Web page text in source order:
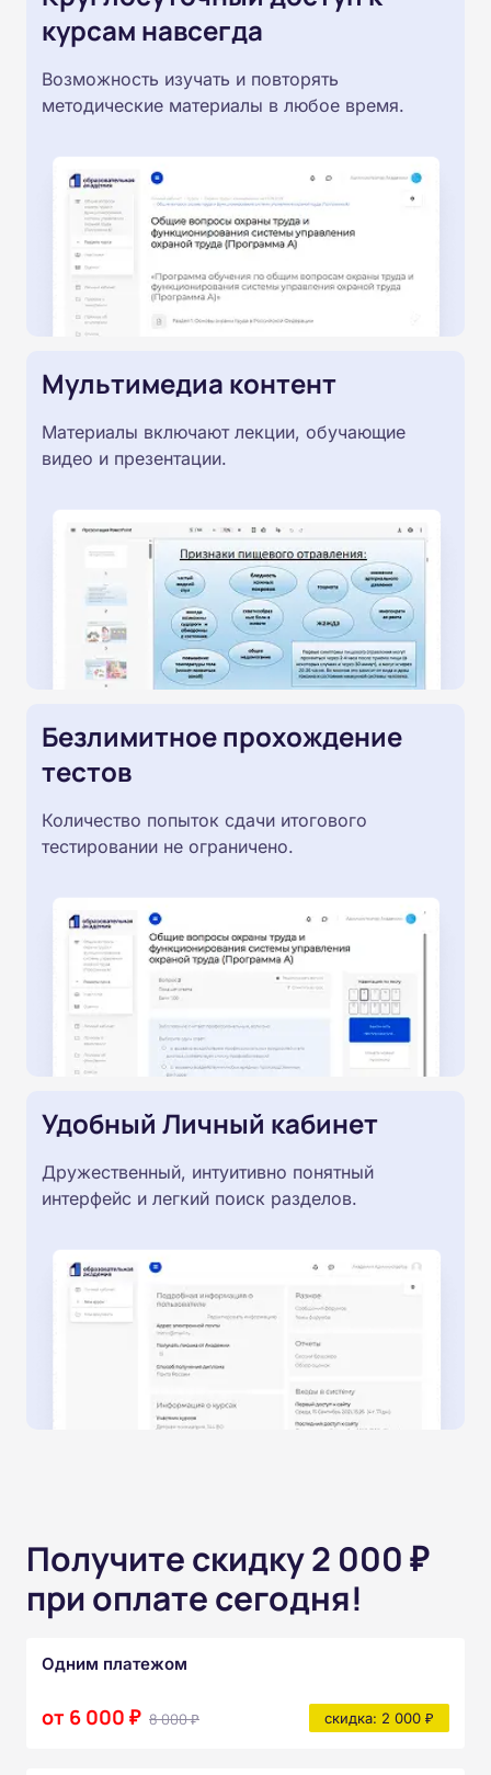
курсам навсегда
Возможность изучать и повторять
методические материалы в любое время.
Мультимедиа контент
Материалы включают лекции, обучающие
видео и презентации.
Безлимитное прохождение
тестов
Количество попыток сдачи итогового
тестировании не ограничено.
Удобный Личный кабинет
Дружественный, интуитивно понятный
интерфейс и легкий поиск разделов.
Получите скидку 2 000 ₽
при оплате сегодня!
Одним платежом
от 6 000 ₽ 8 000 ₽ скидка: 2 000 ₽